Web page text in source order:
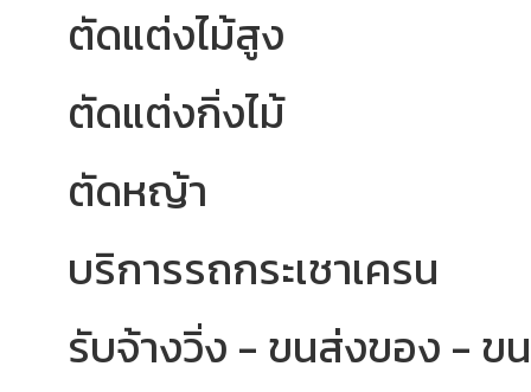
ตัดแต่งไม้สูง
ตัดแต่งกิ่งไม้
ตัดหญ้า
บริการรถกระเชาเครน
รับจ้างวิ่ง - ขนส่งของ - ข